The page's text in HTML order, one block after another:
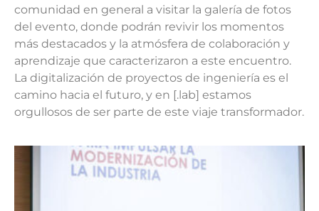
comunidad en general a visitar la galería de fotos
del evento, donde podrán revivir los momentos
más destacados y la atmósfera de colaboración y
aprendizaje que caracterizaron a este encuentro.
La digitalización de proyectos de ingeniería es el
camino hacia el futuro, y en [.lab] estamos
orgullosos de ser parte de este viaje transformador.